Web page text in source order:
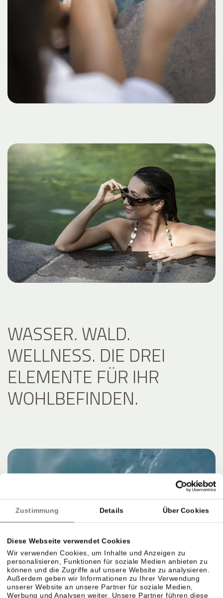
Zustimmung Details Über Cookies
Diese Webseite verwendet Cookies
Wir verwenden Cookies, um Inhalte und Anzeigen zu
personalisieren, Funktionen für soziale Medien anbieten zu
können und die Zugriffe auf unsere Website zu analysieren.
Außerdem geben wir Informationen zu Ihrer Verwendung
unserer Website an unsere Partner für soziale Medien,
Werbung und Analysen weiter. Unsere Partner führen diese
WASSER. WALD.
WELLNESS. DIE DREI
ELEMENTE FÜR IHR
WOHLBEFINDEN.